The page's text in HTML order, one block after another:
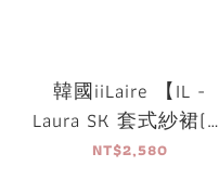
韓國iiLaire 【IL -
Laura SK 套式紗裙(兩
層紗)】
NT$2,580